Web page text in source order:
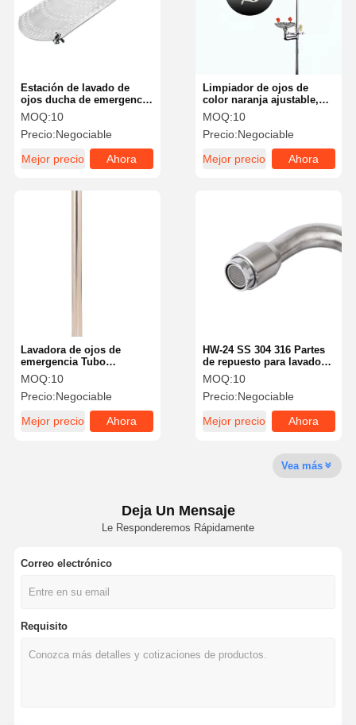
Control De
CONTÁCTAN
Noticias Casos
Ahora Charle
Limpiador de ojos de
color naranja ajustable,
piezas de repuesto,
boquilla de pulverización
HW-20
MOQ:10
Precio:Negociable
Mejor precio
Ahora
Estación de lavado de
ojos ducha de emergencia
piso de pie 304 / 316
material de acero
inoxidable
MOQ:10
Precio:Negociable
Mejor precio
Ahora
HW-24 SS 304 316 Partes
de repuesto para lavado
de ojos M24 Red de filtro
para lavado de ojos
MOQ:10
Precio:Negociable
Mejor precio
Ahora
Lavadora de ojos de
emergencia Tubo
horizontal ANSI
Z358.1.2014 OSHA
MOQ:10
Precio:Negociable
Mejor precio
Ahora
Vea más
Deja Un Mensaje
Le Responderemos Rápidamente
Correo electrónico
Requisito